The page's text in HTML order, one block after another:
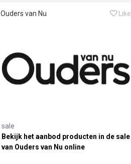
Ouders van Nu Like
sale
Bekijk het aanbod producten in de sale
van Ouders van Nu online